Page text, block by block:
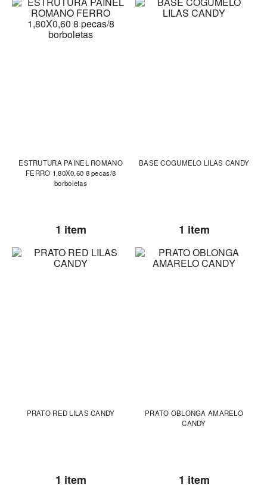
ESTRUTURA PAINEL ROMANO
FERRO 1,80X0,60 8 pecas/8
borboletas
1 item
BASE COGUMELO LILAS CANDY
1 item
PRATO RED LILAS CANDY
1 item
PRATO OBLONGA AMARELO
CANDY
1 item